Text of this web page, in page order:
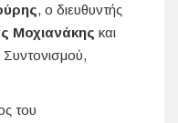
, ο διευθυντής
Μοχιανάκης και
Συντονισμού,
του